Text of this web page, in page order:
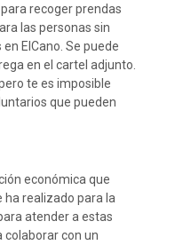
recoger prendas
las personas sin
ElCano. Se puede
en el cartel adjunto.
te es imposible
que pueden
económica que
ha realizado para la
atender a estas
colaborar con un